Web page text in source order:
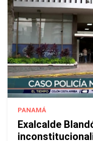
PANAMÁ
Exalcalde